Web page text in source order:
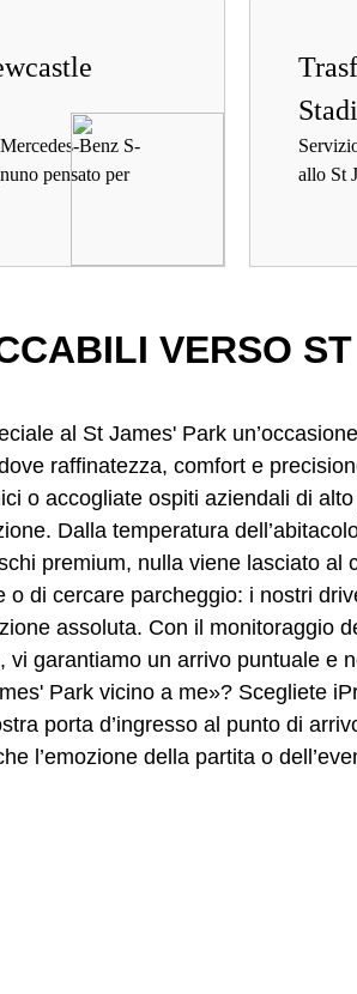
Benz S-
pensato per
allo St
VERSO ST
al St James' Park
raffinatezza, comfort e
o accogliate ospiti aziendali di
Dalla temperatura
premium, nulla viene lasciato al
di cercare parcheggio: i nostri
assoluta. Con il monitoraggio
garantiamo un arrivo puntuale e
Park vicino a me»? Scegliete
porta d’ingresso al punto di
l’emozione della partita o